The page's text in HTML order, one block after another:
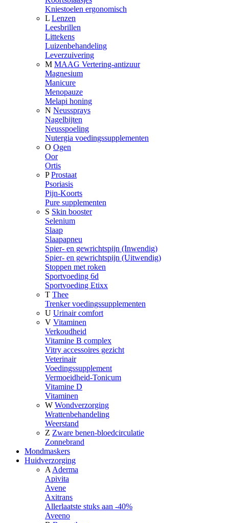
Kniestoelen ergonomisch
L Lenzen
Leesbrillen
Littekens
Luizenbehandeling
Leverzuivering
M MAAG Vertering-antizuur
Magnesium
Manicure
Menopauze
Melapi honing
N Neussprays
Nagelbijten
Neusspoeling
Nutergia voedingssupplementen
O Ogen
Oor
Ortis
P Prostaat
Psoriasis
Pijn-Koorts
Pure supplementen
S Skin booster
Selenium
Slaap
Slaapapneu
Spier- en gewrichtspijn (Inwendig)
Spier- en gewrichtspijn (Uitwendig)
Stoppen met roken
Sportvoeding 6d
Sportvoeding Etixx
T Thee
Trenker voedingssupplementen
U Urinair comfort
V Vitaminen
Verkoudheid
Vitamine B complex
Vitry accessoires gezicht
Veterinair
Voedingssupplement
Vermoeidheid-Tonicum
Vitamine D
Vitaminen
W Wondverzorging
Wrattenbehandeling
Weerstand
Z Zware benen-bloedcirculatie
Zonnebrand
Mondmaskers
Huidverzorging
A Aderma
Apivita
Avene
Axitrans
Allerlaatste stuks aan -40%
Aveeno